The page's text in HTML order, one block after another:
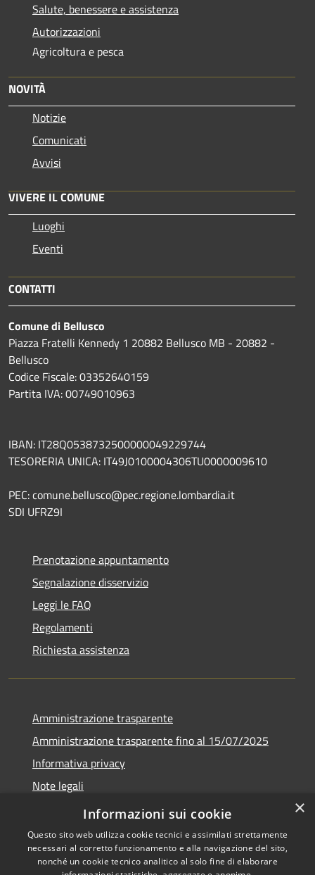
Salute, benessere e assistenza
Autorizzazioni
Agricoltura e pesca
NOVITÀ
Notizie
Comunicati
Avvisi
VIVERE IL COMUNE
Luoghi
Eventi
CONTATTI
Comune di Bellusco
Piazza Fratelli Kennedy 1 20882 Bellusco MB - 20882 -
Bellusco
Codice Fiscale: 03352640159
Partita IVA: 00749010963
IBAN: IT28Q0538732500000049229744
TESORERIA UNICA: IT49J0100004306TU0000009610
PEC: comune.bellusco@pec.regione.lombardia.it
SDI UFRZ9I
Prenotazione appuntamento
Segnalazione disservizio
Leggi le FAQ
Regolamenti
Richiesta assistenza
Amministrazione trasparente
Amministrazione trasparente fino al 15/07/2025
Informativa privacy
Note legali
Dichiarazione di accessibilità
×
Informazioni sui cookie
Questo sito web utilizza cookie tecnici e assimilati strettamente
necessari al corretto funzionamento e alla navigazione del sito,
nonché un cookie tecnico analitico al solo fine di elaborare